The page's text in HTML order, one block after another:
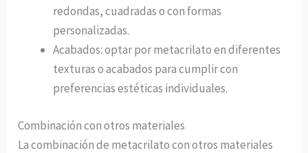
redondas, cuadradas o con formas
personalizadas.
Acabados: optar por metacrilato en diferentes
texturas o acabados para cumplir con
preferencias estéticas individuales.
Combinación con otros materiales
La combinación de metacrilato con otros materiales